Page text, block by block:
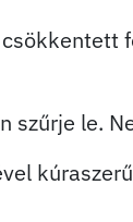
szűrje le.